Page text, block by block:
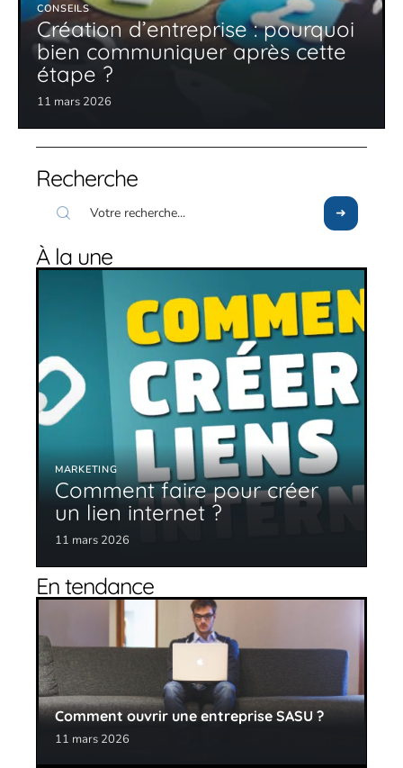
CONSEILS
Création d’entreprise : pourquoi
bien communiquer après cette
étape ?
11 mars 2026
Recherche
À la une
MARKETING
Comment faire pour créer
un lien internet ?
11 mars 2026
En tendance
Comment ouvrir une entreprise SASU ?
11 mars 2026